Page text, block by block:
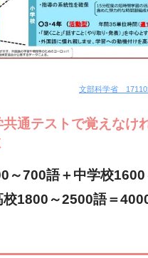
文部科学省
共通テストで覚えなけ
～700語＋中学校1600
1800～2500語＝